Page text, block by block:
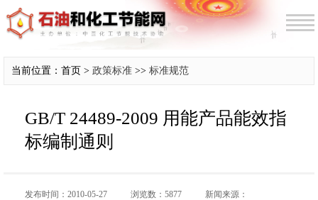
当前位置：首页 > 政策标准 >> 标准规范
GB/T 24489-2009 用能产品能效指
标编制通则
发布时间：2010-05-27 浏览数：5877 新闻来源：